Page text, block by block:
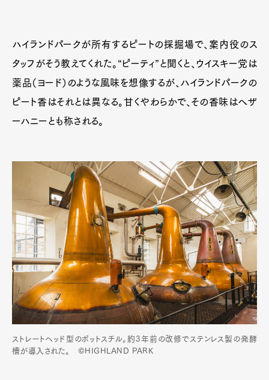
ハイランドパークが所有するピートの採掘場で、案内役のス
タッフがそう教えてくれた。“ピーティ”と聞くと、ウイスキー党は
薬品（ヨード）のような風味を想像するが、ハイランドパークの
ピート香はそれとは異なる。甘くやわらかで、その香味はヘザ
ーハニーとも称される。
ストレートヘッド型のポットスチル。約3年前の改修でステンレス製の発酵
槽が導入された。 ©HIGHLAND PARK